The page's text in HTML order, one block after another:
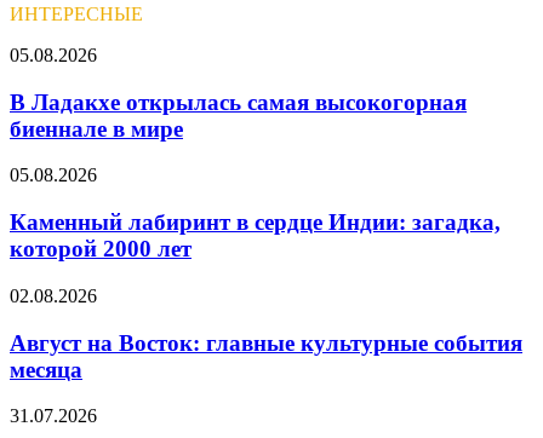
ИНТЕРЕСНЫЕ
В
открылась
самая
высокогорная
в
05.08.2026
В Ладакхе открылась самая высокогорная
биеннале в мире
Каменный
в
сердце
Индии:
которой
лет
05.08.2026
Каменный лабиринт в сердце Индии: загадка,
которой 2000 лет
Август
Восток:
главные
культурные
месяца
02.08.2026
Август на Восток: главные культурные события
месяца
Август
31.07.2026